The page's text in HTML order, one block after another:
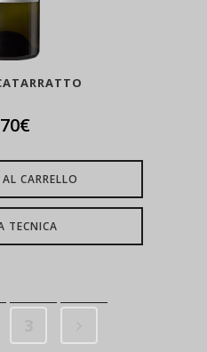
€
CARRELLO
TECNICA